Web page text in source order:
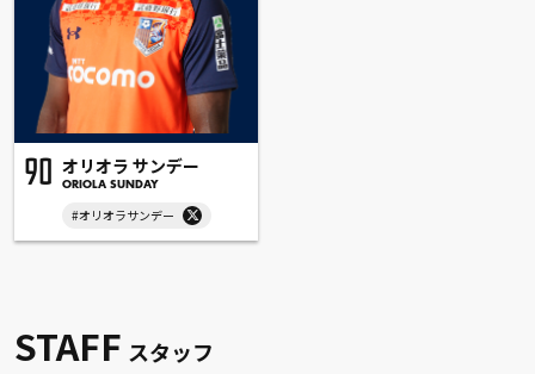
90 オリオラ サンデー
ORIOLA SUNDAY
#オリオラサンデー
STAFF スタッフ